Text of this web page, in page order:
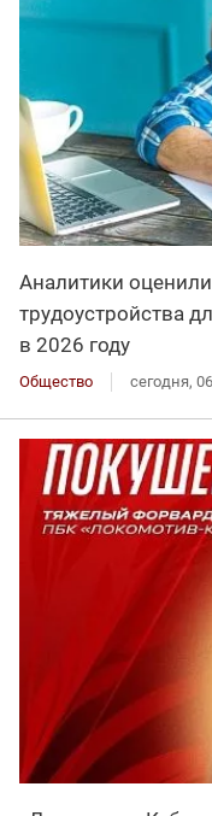
Аналитики
трудоустройства
в 2026 году
Общество сегодня,